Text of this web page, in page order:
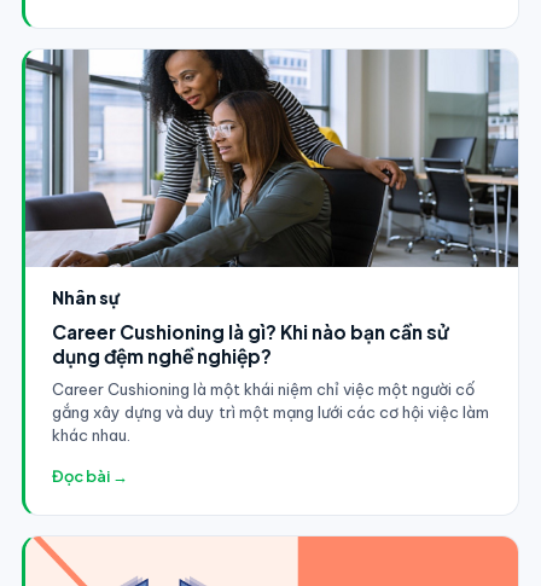
Nhân sự
Career Cushioning là gì? Khi nào bạn cần sử
dụng đệm nghề nghiệp?
Career Cushioning là một khái niệm chỉ việc một người cố
gắng xây dựng và duy trì một mạng lưới các cơ hội việc làm
khác nhau.
Đọc bài →